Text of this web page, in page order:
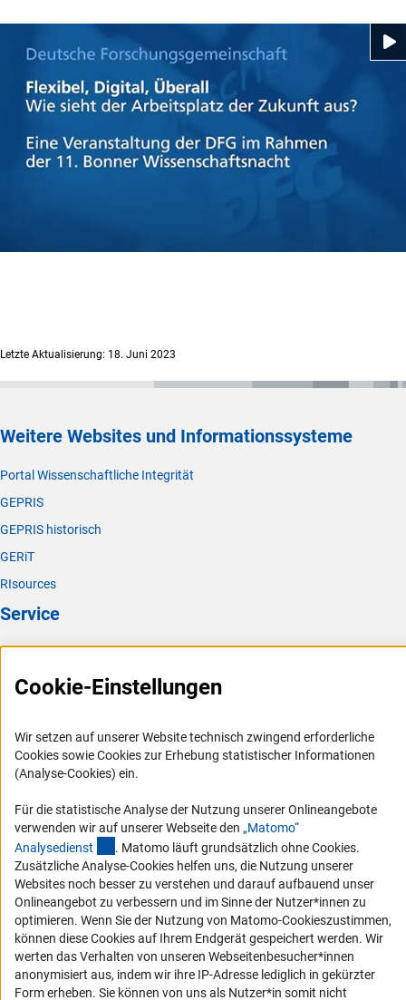
Letzte Aktualisierung: 18. Juni 2023
Weitere Websites und Informationssysteme
Portal Wissenschaftliche Integrität
GEPRIS
GEPRIS historisch
GERiT
RIsources
Service
Presse
FAQ
Logo und Corporate Design
RSS-Feeds
Vergabeverfahren
Barrierefreiheit
Service und Informationen für Menschen mit Behinderungen
Erklärung zur Barrierefreiheit
Barriere melden
DFG-aktuell
Cookie-Einstellungen
Wir setzen auf unserer Website technisch zwingend erforderliche
Cookies sowie Cookies zur Erhebung statistischer Informationen
(Analyse-Cookies) ein.
Für die statistische Analyse der Nutzung unserer Onlineangebote
verwenden wir auf unserer Webseite den „Matomo“
Analysedienst (externer Link)
. Matomo läuft grundsätzlich ohne Cookies.
Zusätzliche Analyse-Cookies helfen uns, die Nutzung unserer
Websites noch besser zu verstehen und darauf aufbauend unser
Onlineangebot zu verbessern und im Sinne der Nutzer*innen zu
optimieren. Wenn Sie der Nutzung von Matomo-Cookieszustimmen,
können diese Cookies auf Ihrem Endgerät gespeichert werden. Wir
werten das Verhalten von unseren Webseitenbesucher*innen
anonymisiert aus, indem wir ihre IP-Adresse lediglich in gekürzter
Form erheben. Sie können von uns als Nutzer*in somit nicht